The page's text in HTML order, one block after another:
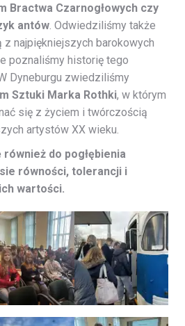
Bractwa Czarnogłowych czy
antów. Odwiedziliśmy także
z najpiękniejszych barokowych
poznaliśmy historię tego
Dyneburgu zwiedziliśmy
Sztuki Marka Rothki, w którym
się z życiem i twórczością
artystów XX wieku.
do pogłębienia
równości, tolerancji i
wartości.